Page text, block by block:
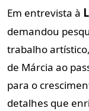
Em entrevista à
demandou
trabalho
de Márcia ao
para o
detalhes que